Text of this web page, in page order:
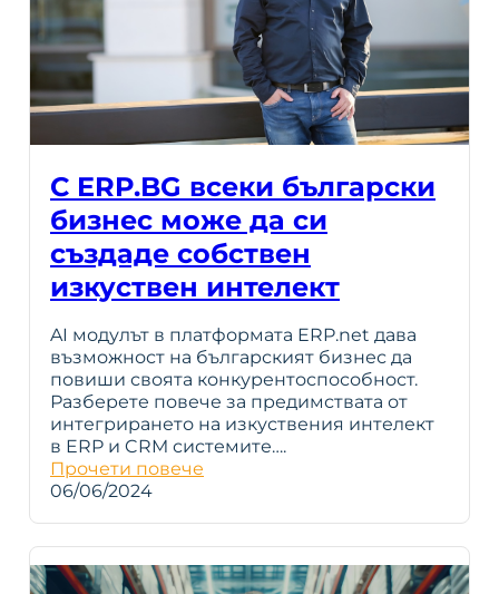
С ERP.BG всеки български
бизнес може да си
създаде собствен
изкуствен интелект
AI модулът в платформата ERP.net дава
възможност на българският бизнес да
повиши своята конкурентоспособност.
Разберете повече за предимствата от
интегрирането на изкуствения интелект
в ERP и CRM системите….
Прочети повече
06/06/2024